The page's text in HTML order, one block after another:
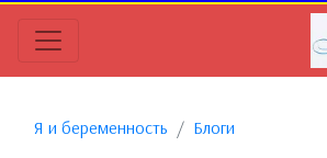
Я и беременность Блоги